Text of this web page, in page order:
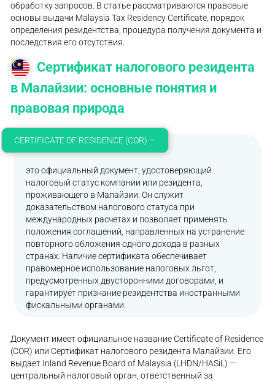
обработку запросов. В статье рассматриваются правовые
основы выдачи Malaysia Tax Residency Certificate, порядок
определения резидентства, процедура получения документа и
последствия его отсутствия.
Сертификат налогового резидента
в Малайзии: основные понятия и
правовая природа
CERTIFICATE OF RESIDENCE (COR) —
это официальный документ, удостоверяющий
налоговый статус компании или резидента,
проживающего в Малайзии. Он служит
доказательством налогового статуса при
международных расчетах и позволяет применять
положения соглашений, направленных на устранение
повторного обложения одного дохода в разных
странах. Наличие сертификата обеспечивает
правомерное использование налоговых льгот,
предусмотренных двусторонними договорами, и
гарантирует признание резидентства иностранными
фискальными органами.
Документ имеет официальное название Certificate of Residence
(COR) или Сертификат налогового резидента Малайзии. Его
выдает Inland Revenue Board of Malaysia (LHDN/HASiL) —
центральный налоговый орган, ответственный за